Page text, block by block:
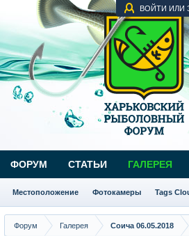
ВОЙТИ ИЛИ
Форум Галерея Соича 06.05.2018
ФОРУМ СТАТЬИ ГАЛЕРЕЯ
Местоположение Фотокамеры Tags